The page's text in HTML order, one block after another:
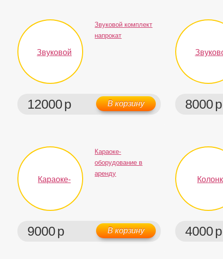
Звуковой комплект
напрокат
В корзину
12000р 8000р
Караоке-
оборудование в
аренду
В корзину
9000р 4000р